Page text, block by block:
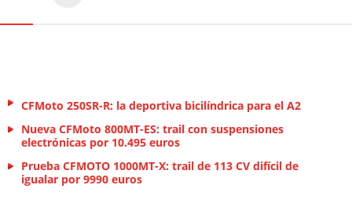
CFMoto 250SR-R: la deportiva bicilíndrica para el A2
Nueva CFMoto 800MT-ES: trail con suspensiones
electrónicas por 10.495 euros
Prueba CFMOTO 1000MT-X: trail de 113 CV difícil de
igualar por 9990 euros